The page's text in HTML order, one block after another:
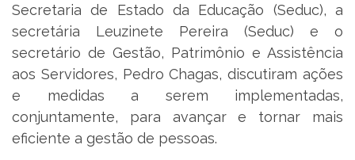
Secretaria de Estado da Educação (Seduc), a
secretária Leuzinete Pereira (Seduc) e o
secretário de Gestão, Patrimônio e Assistência
aos Servidores, Pedro Chagas, discutiram ações
e medidas a serem implementadas,
conjuntamente, para avançar e tornar mais
eficiente a gestão de pessoas.